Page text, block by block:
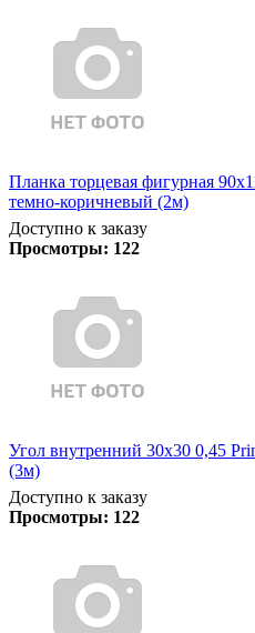
Планка торцевая фигурная
темно-коричневый (2м)
Доступно к заказу
Просмотры: 122
Угол внутренний 30х30 0,45
(3м)
Доступно к заказу
Просмотры: 122